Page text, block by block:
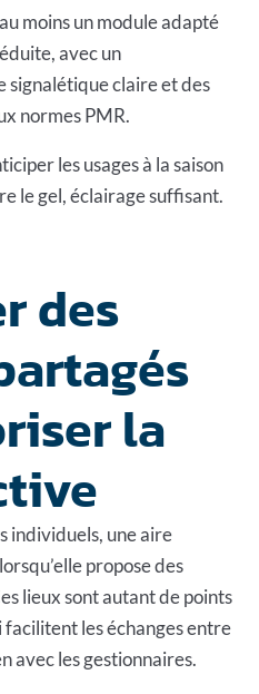
moins un module adapté
avec un
signalétique claire et des
normes PMR.
les usages à la saison
le gel, éclairage suffisant.
des
la
individuels, une aire
propose des
lieux sont autant de points
les échanges entre
avec les gestionnaires.